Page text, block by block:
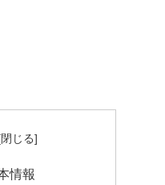
情報